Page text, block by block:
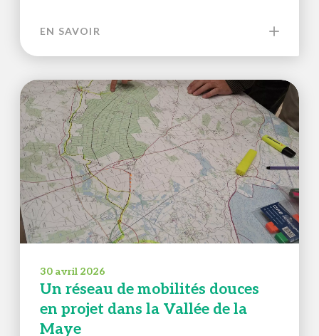
EN SAVOIR
30 avril 2026
Un réseau de mobilités douces
en projet dans la Vallée de la
Maye